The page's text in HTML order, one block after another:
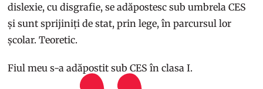
dislexie, cu disgrafie, se adăpostesc sub umbrela CES
și sunt sprijiniți de stat, prin lege, în parcursul lor
școlar. Teoretic.
Fiul meu s-a adăpostit sub CES în clasa I.